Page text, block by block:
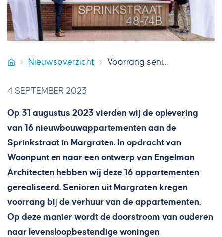
Smeets Bouw
Nieuwsoverzicht Voorrang senioren op nieuwbouw-appartementen Margraten
4 SEPTEMBER 2023
Op 31 augustus 2023 vierden wij de oplevering
van 16 nieuwbouwappartementen aan de
Sprinkstraat in Margraten. In opdracht van
Woonpunt en naar een ontwerp van Engelman
Architecten hebben wij deze 16 appartementen
gerealiseerd. Senioren uit Margraten kregen
voorrang bij de verhuur van de appartementen.
Op deze manier wordt de doorstroom van ouderen
naar levensloopbestendige woningen